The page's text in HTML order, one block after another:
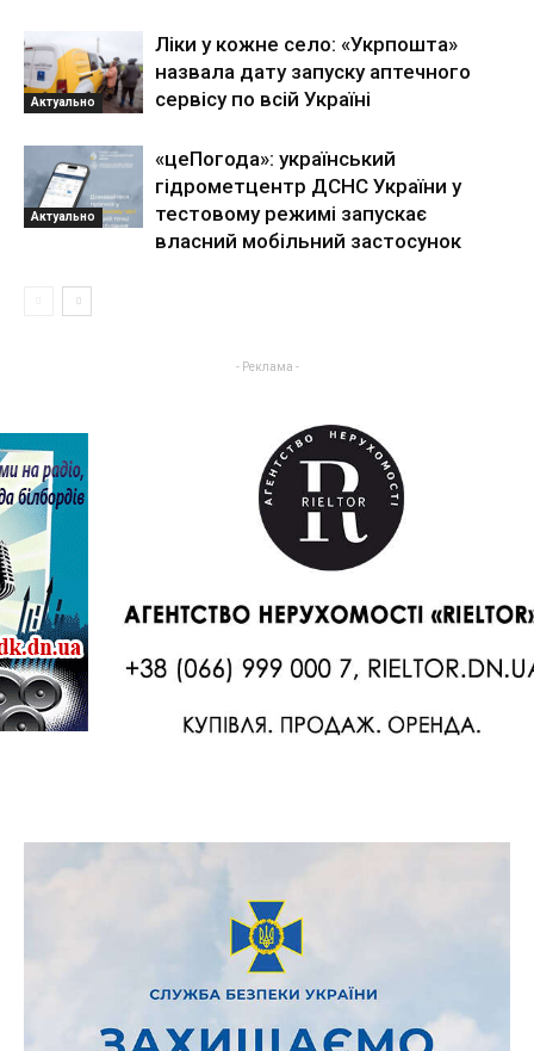
Актуально
Ліки у кожне село: «Укрпошта»
назвала дату запуску аптечного
сервісу по всій Україні
Актуально
«цеПогода»: український
гідрометцентр ДСНС України у
тестовому режимі запускає
власний мобільний застосунок
- Реклама -